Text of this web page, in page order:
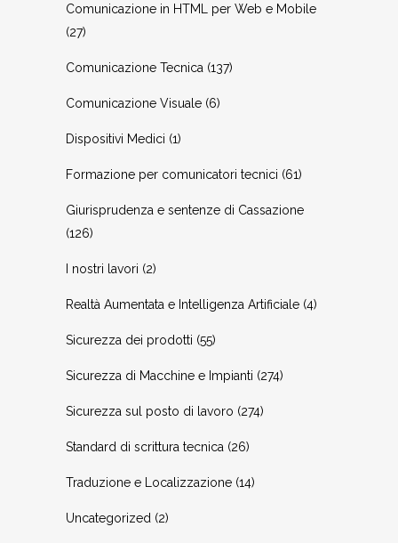
Comunicazione in HTML per Web e Mobile
(27)
Comunicazione Tecnica (137)
Comunicazione Visuale (6)
Dispositivi Medici (1)
Formazione per comunicatori tecnici (61)
Giurisprudenza e sentenze di Cassazione
(126)
I nostri lavori (2)
Realtà Aumentata e Intelligenza Artificiale (4)
Sicurezza dei prodotti (55)
Sicurezza di Macchine e Impianti (274)
Sicurezza sul posto di lavoro (274)
Standard di scrittura tecnica (26)
Traduzione e Localizzazione (14)
Uncategorized (2)